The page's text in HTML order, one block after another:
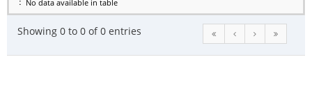
No data available in table
Showing 0 to 0 of 0 entries